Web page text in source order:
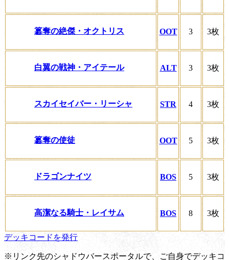
簒奪の絶傑・オクトリス OOT 3 3枚
白翼の戦神・アイテール ALT 3 3枚
スカイセイバー・リーシャ STR 4 3枚
簒奪の使徒 OOT 5 3枚
ドラゴンナイツ BOS 5 3枚
高潔なる騎士・レイサム BOS 8 3枚
デッキコードを発行
※リンク先のシャドウバースポータルで、ご自身でデッキコ